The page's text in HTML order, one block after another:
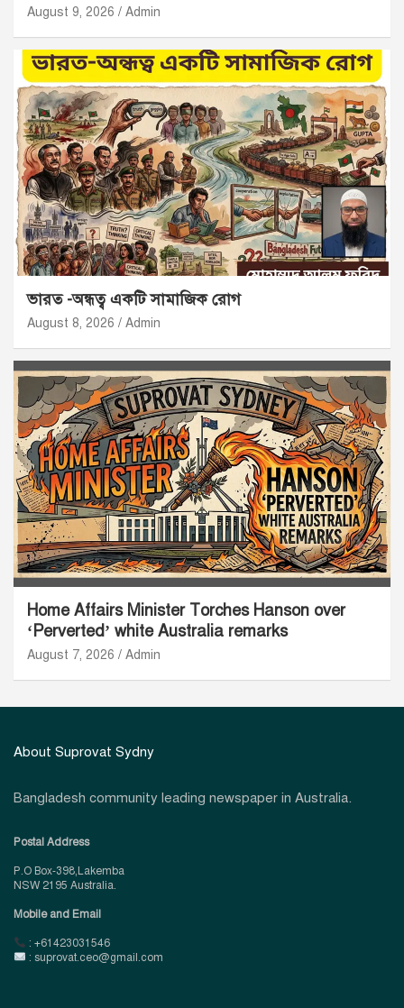
August 9, 2026 Admin
ভারত -অন্ধত্ব একটি সামাজিক রোগ
August 8, 2026 Admin
Home Affairs Minister Torches Hanson over
‘Perverted’ white Australia remarks
August 7, 2026 Admin
About Suprovat Sydny
Bangladesh community leading newspaper in Australia.
Postal Address
P.O Box-398,Lakemba
NSW 2195 Australia.
Mobile and Email
: +61423031546
: suprovat.ceo@gmail.com